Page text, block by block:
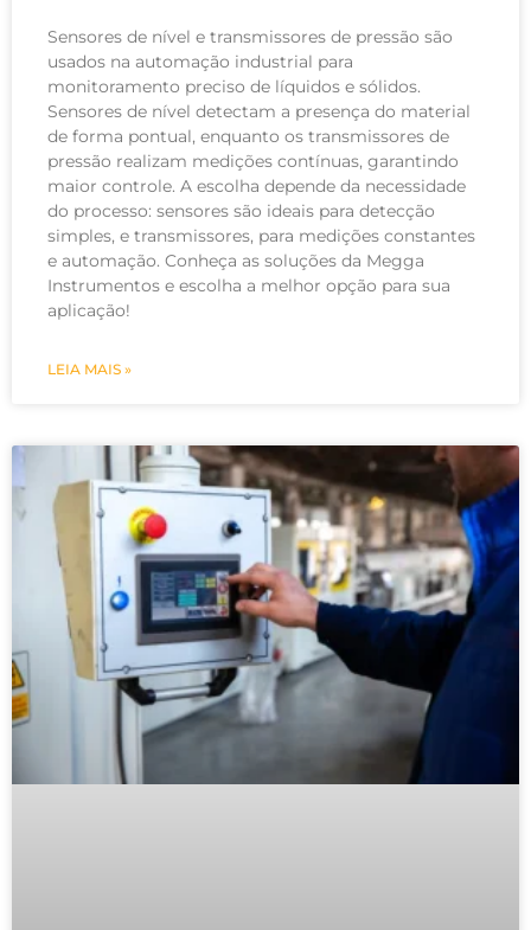
Sensores de nível e transmissores de pressão são
usados na automação industrial para
monitoramento preciso de líquidos e sólidos.
Sensores de nível detectam a presença do material
de forma pontual, enquanto os transmissores de
pressão realizam medições contínuas, garantindo
maior controle. A escolha depende da necessidade
do processo: sensores são ideais para detecção
simples, e transmissores, para medições constantes
e automação. Conheça as soluções da Megga
Instrumentos e escolha a melhor opção para sua
aplicação!
LEIA MAIS »